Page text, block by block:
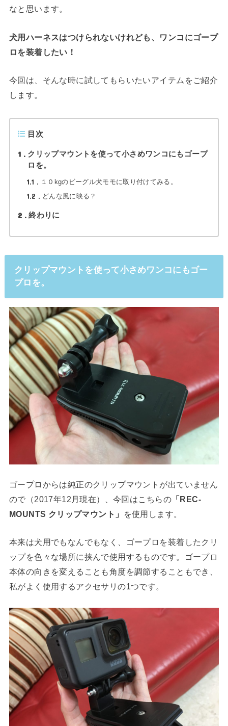
なと思います。
犬用ハーネスはつけられないけれども、ワンコにゴープ
ロを装着したい！
今回は、そんな時に試してもらいたいアイテムをご紹介
します。
目次
1
クリップマウントを使って小さめワンコにもゴープ
ロを。
1.1 １０kgのビーグル犬モモに取り付けてみる。
1.2 どんな風に映る？
2 終わりに
クリップマウントを使って小さめワンコにもゴー
プロを。
ゴープロからは純正のクリップマウントが出ていません
ので（2017年12月現在）、今回はこちらの「REC-
MOUNTS クリップマウント」
を使用します。
本来は犬用でもなんでもなく、ゴープロを装着したクリ
ップを色々な場所に挟んで使用するものです。ゴープロ
本体の向きを変えることも角度を調節することもでき、
私がよく使用するアクセサリの1つです。